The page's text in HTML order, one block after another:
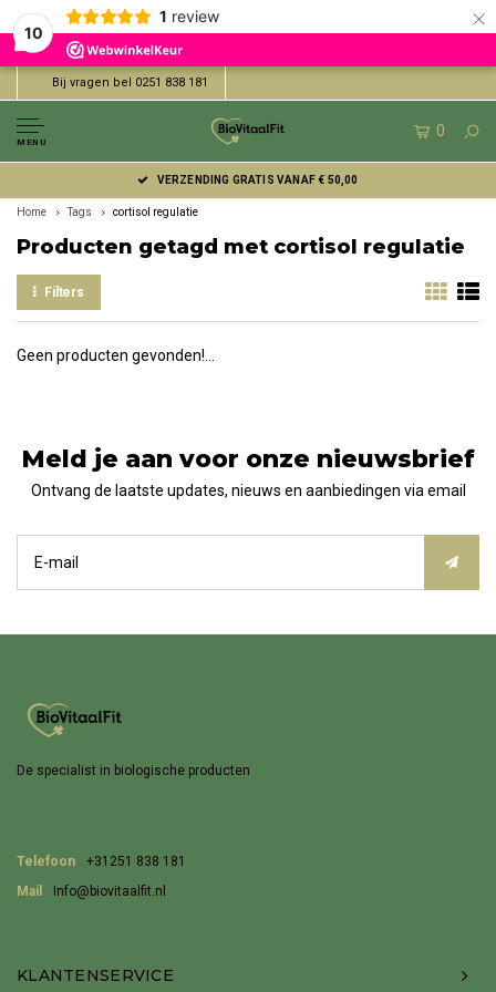
10
1 review ×
Bij vragen bel 0251 838 181
MENU
0
VERZENDING GRATIS VANAF € 50,00
Home Tags cortisol regulatie
Producten getagd met cortisol regulatie
Filters
Geen producten gevonden!...
Meld je aan voor onze nieuwsbrief
Ontvang de laatste updates, nieuws en aanbiedingen via email
De specialist in biologische producten
Telefoon
+31251 838 181
Mail
Info@biovitaalfit.nl
KLANTENSERVICE